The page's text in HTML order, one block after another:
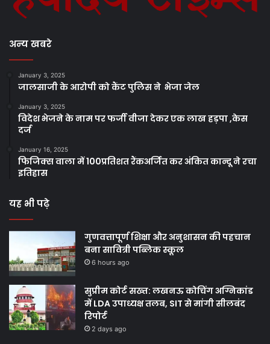
अन्य खबरे
January 3, 2025
जालसाजी के आरोपी को कैंट पुलिस ने भेजा जेल
January 3, 2025
विदेश भेजने के नाम पर फर्जी वीजा देकर एक लाख हड़पा ,केस
दर्ज
January 16, 2025
फिजिक्स वाला में 100प्रतिशत रैंकअर्जित कर अंकित कान्दू ने रचा
इतिहास
यह भी पढ़े
गुणवत्तापूर्ण शिक्षा और अनुशासन की पहचान
बना सावित्री पब्लिक स्कूल
6 hours ago
सुप्रीम कोर्ट सख्त: लखनऊ कोचिंग अग्निकांड
में LDA उपाध्यक्ष तलब, SIT से मांगी सीलबंद
रिपोर्ट
2 days ago